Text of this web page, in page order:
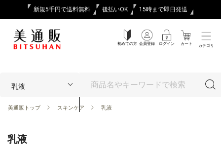
新規5千円で送料無料 後払いOK 15時まで即日発送
初めての方 会員登録 ログイン カート カテゴリ
美通販トップ スキンケア 乳液
乳液